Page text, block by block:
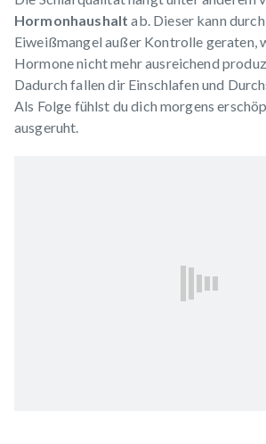
Hormonhaushalt ab. Dieser kann
Eiweißmangel außer Kontrolle geraten,
Hormone nicht mehr ausreichend
Dadurchfallen dir Einschlafen und
Als Folge fühlst du dich morgens
ausgeruht.